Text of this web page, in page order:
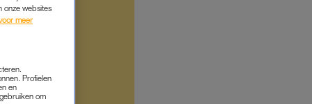
onze websites
meer
Profielen
en
om